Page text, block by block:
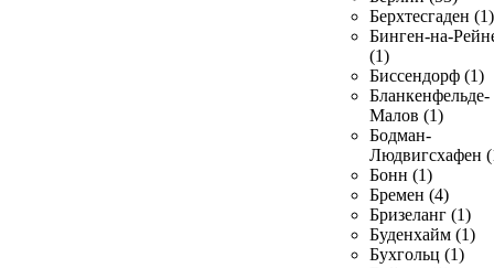
Берхтесгаден (1)
Бинген-на-
(1)
Биссендорф (1)
Бланкенфельде-
Малов (1)
Бодман-
Людвигсхафен
Бонн (1)
Бремен (4)
Бризеланг (1)
Буденхайм (1)
Бухгольц (1)